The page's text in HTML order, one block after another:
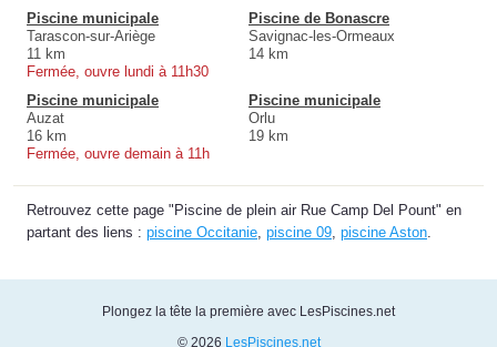
Piscine municipale
Tarascon-sur-Ariège
11 km
Fermée, ouvre lundi à 11h30
Piscine de Bonascre
Savignac-les-Ormeaux
14 km
Piscine municipale
Auzat
16 km
Fermée, ouvre demain à 11h
Piscine municipale
Orlu
19 km
Retrouvez cette page "Piscine de plein air Rue Camp Del Pount" en
partant des liens : piscine Occitanie, piscine 09, piscine Aston.
Plongez la tête la première avec LesPiscines.net
© 2026 LesPiscines.net